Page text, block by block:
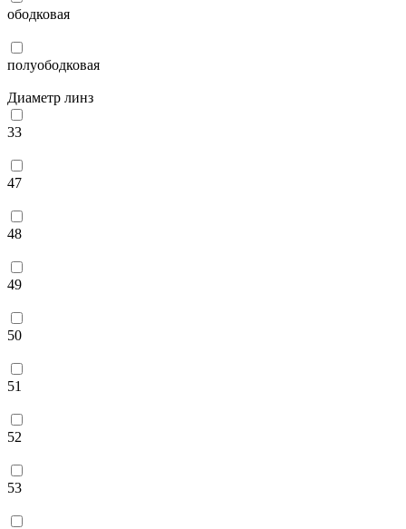
ободковая
полуободковая
Диаметр линз
33
47
48
49
50
51
52
53